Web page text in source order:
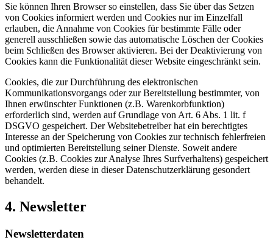
Sie können Ihren Browser so einstellen, dass Sie über das Setzen
von Cookies informiert werden und Cookies nur im Einzelfall
erlauben, die Annahme von Cookies für bestimmte Fälle oder
generell ausschließen sowie das automatische Löschen der Cookies
beim Schließen des Browser aktivieren. Bei der Deaktivierung von
Cookies kann die Funktionalität dieser Website eingeschränkt sein.
Cookies, die zur Durchführung des elektronischen
Kommunikationsvorgangs oder zur Bereitstellung bestimmter, von
Ihnen erwünschter Funktionen (z.B. Warenkorbfunktion)
erforderlich sind, werden auf Grundlage von Art. 6 Abs. 1 lit. f
DSGVO gespeichert. Der Websitebetreiber hat ein berechtigtes
Interesse an der Speicherung von Cookies zur technisch fehlerfreien
und optimierten Bereitstellung seiner Dienste. Soweit andere
Cookies (z.B. Cookies zur Analyse Ihres Surfverhaltens) gespeichert
werden, werden diese in dieser Datenschutzerklärung gesondert
behandelt.
4. Newsletter
Newsletterdaten